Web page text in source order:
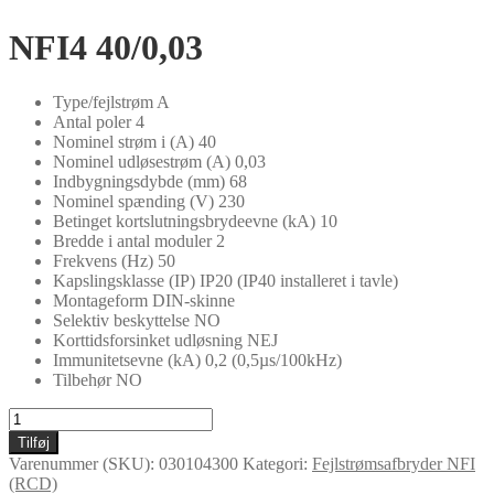
NFI4 40/0,03
Type/fejlstrøm A
Antal poler 4
Nominel strøm i (A) 40
Nominel udløsestrøm (A) 0,03
Indbygningsdybde (mm) 68
Nominel spænding (V) 230
Betinget kortslutningsbrydeevne (kA) 10
Bredde i antal moduler 2
Frekvens (Hz) 50
Kapslingsklasse (IP) IP20 (IP40 installeret i tavle)
Montageform DIN-skinne
Selektiv beskyttelse NO
Korttidsforsinket udløsning NEJ
Immunitetsevne (kA) 0,2 (0,5µs/100kHz)
Tilbehør NO
NFI4
40/0,03
antal
Tilføj
Varenummer (SKU): 030104300 Kategori: Fejlstrømsafbryder NFI
(RCD)